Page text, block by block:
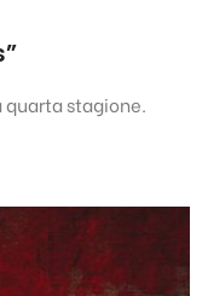
stagione.